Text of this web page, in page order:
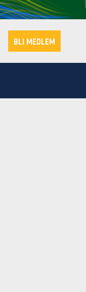
BLI MEDLEM